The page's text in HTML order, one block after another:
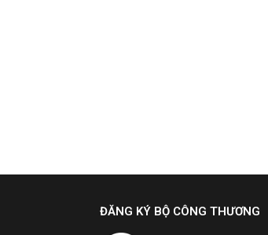
ĐĂNG KÝ BỘ CÔNG THƯƠNG